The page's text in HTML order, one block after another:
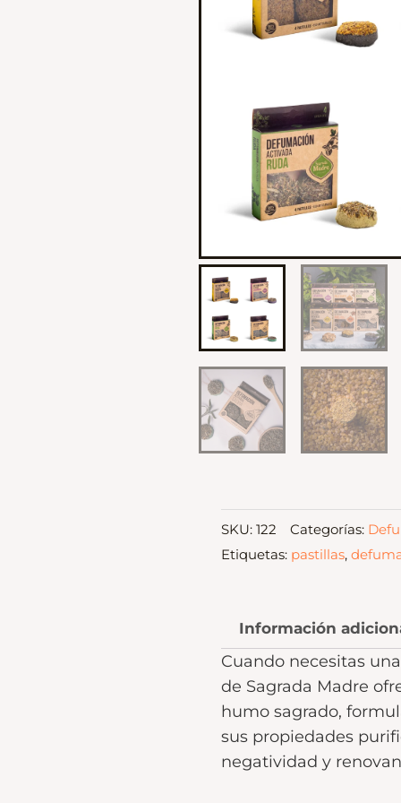
SKU: 122 Categorías:
Etiquetas: pastillas,
Información
Cuando necesitas
de Sagrada Madre
humo sagrado,
sus propiedades
negatividad y